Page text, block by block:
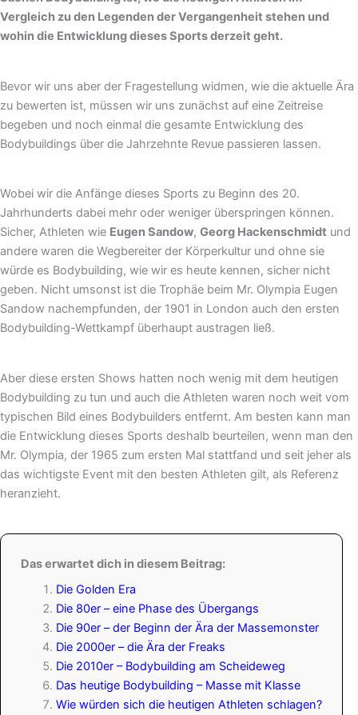
Vergleich zu den Legenden der Vergangenheit stehen und
wohin die Entwicklung dieses Sports derzeit geht.
Bevor wir uns aber der Fragestellung widmen, wie die aktuelle Ära
zu bewerten ist, müssen wir uns zunächst auf eine Zeitreise
begeben und noch einmal die gesamte Entwicklung des
Bodybuildings über die Jahrzehnte Revue passieren lassen.
Wobei wir die Anfänge dieses Sports zu Beginn des 20.
Jahrhunderts dabei mehr oder weniger überspringen können.
Sicher, Athleten wie Eugen Sandow, Georg Hackenschmidt und
andere waren die Wegbereiter der Körperkultur und ohne sie
würde es Bodybuilding, wie wir es heute kennen, sicher nicht
geben. Nicht umsonst ist die Trophäe beim Mr. Olympia Eugen
Sandow nachempfunden, der 1901 in London auch den ersten
Bodybuilding-Wettkampf überhaupt austragen ließ.
Aber diese ersten Shows hatten noch wenig mit dem heutigen
Bodybuilding zu tun und auch die Athleten waren noch weit vom
typischen Bild eines Bodybuilders entfernt. Am besten kann man
die Entwicklung dieses Sports deshalb beurteilen, wenn man den
Mr. Olympia, der 1965 zum ersten Mal stattfand und seit jeher als
das wichtigste Event mit den besten Athleten gilt, als Referenz
heranzieht.
Das erwartet dich in diesem Beitrag:
Die Golden Era
Die 80er – eine Phase des Übergangs
Die 90er – der Beginn der Ära der Massemonster
Die 2000er – die Ära der Freaks
Die 2010er – Bodybuilding am Scheideweg
Das heutige Bodybuilding – Masse mit Klasse
Wie würden sich die heutigen Athleten schlagen?